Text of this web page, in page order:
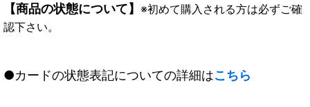
【商品の状態について】 ※初めて購入される方は必ずご確
認下さい。
●カードの状態表記についての詳細はこちら